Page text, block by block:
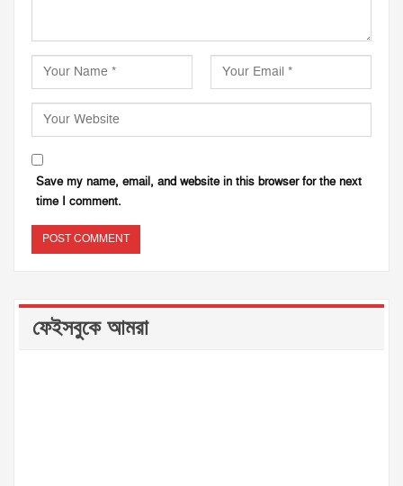
Save my name, email, and website in this browser for the next
time I comment.
ফেইসবুকে আমরা